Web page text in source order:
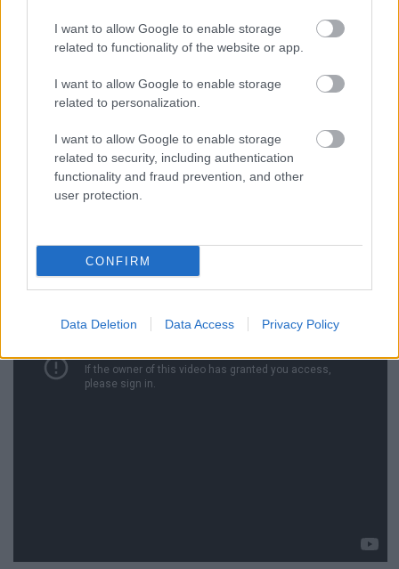
I want to allow Google to enable storage
related to functionality of the website or app.
I want to allow Google to enable storage
related to personalization.
I want to allow Google to enable storage
related to security, including authentication
functionality and fraud prevention, and other
user protection.
CONFIRM
Data Deletion Data Access Privacy Policy
Kino-Riport egyik legsikeresebb rendezője volt, aki
csak abban az évben közel féltucat játékfilmet
során meg is találtuk őt, amint egy villanásra saját
kamerája elé lép. Nem hosszú snitt, mégis óriási
róla, ami rövid magyarországi korszakából ránk
maradt. És napra pontosan 100 évvel ezelőtt, reggel
kilenckor készült a Mátyás templom előtti téren.